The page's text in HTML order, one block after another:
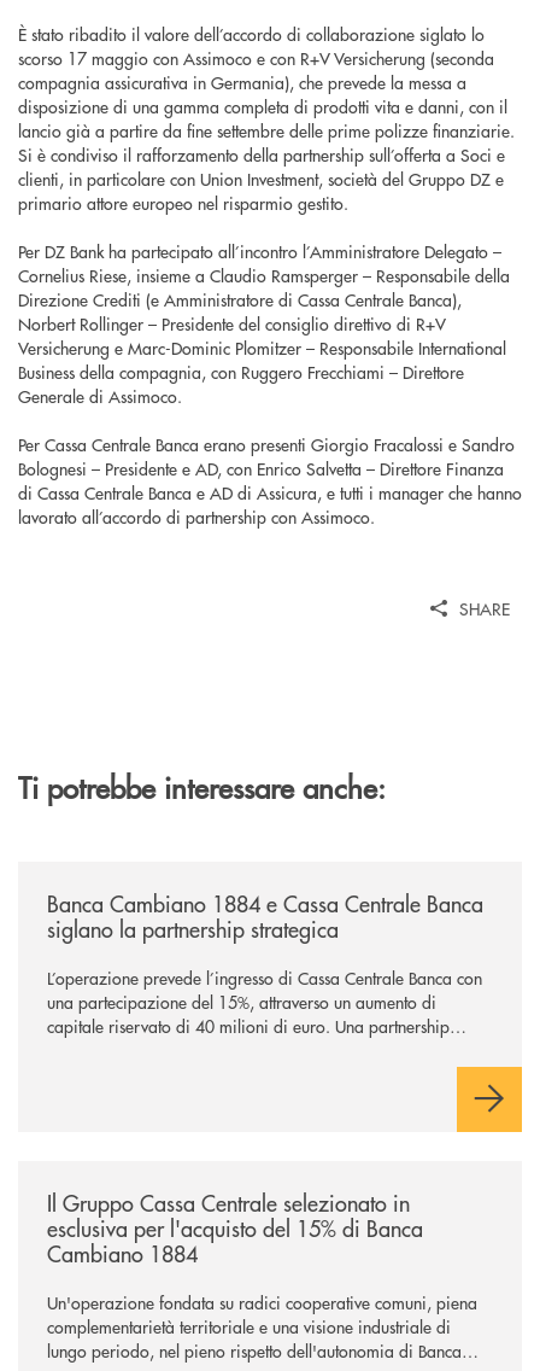
È stato ribadito il valore dell’accordo di collaborazione siglato lo
scorso 17 maggio con Assimoco e con R+V Versicherung (seconda
compagnia assicurativa in Germania), che prevede la messa a
disposizione di una gamma completa di prodotti vita e danni, con il
lancio già a partire da fine settembre delle prime polizze finanziarie.
Si è condiviso il rafforzamento della partnership sull’offerta a Soci e
clienti, in particolare con Union Investment, società del Gruppo DZ e
primario attore europeo nel risparmio gestito.
Per DZ Bank ha partecipato all’incontro l’Amministratore Delegato –
Cornelius Riese, insieme a Claudio Ramsperger – Responsabile della
Direzione Crediti (e Amministratore di Cassa Centrale Banca),
Norbert Rollinger – Presidente del consiglio direttivo di R+V
Versicherung e Marc-Dominic Plomitzer – Responsabile International
Business della compagnia, con Ruggero Frecchiami – Direttore
Generale di Assimoco.
Per Cassa Centrale Banca erano presenti Giorgio Fracalossi e Sandro
Bolognesi – Presidente e AD, con Enrico Salvetta – Direttore Finanza
di Cassa Centrale Banca e AD di Assicura, e tutti i manager che hanno
lavorato all’accordo di partnership con Assimoco.
SHARE
Ti potrebbe interessare anche:
Banca Cambiano 1884 e Cassa Centrale Banca
siglano la partnership strategica
L’operazione prevede l’ingresso di Cassa Centrale Banca con
una partecipazione del 15%, attraverso un aumento di
capitale riservato di 40 milioni di euro. Una partnership
comuni e sulla prossimità ai territori, per ampliare l’offerta e
Il Gruppo Cassa Centrale selezionato in
esclusiva per l'acquisto del 15% di Banca
Cambiano 1884
Un'operazione fondata su radici cooperative comuni, piena
complementarietà territoriale e una visione industriale di
lungo periodo, nel pieno rispetto dell'autonomia di Banca